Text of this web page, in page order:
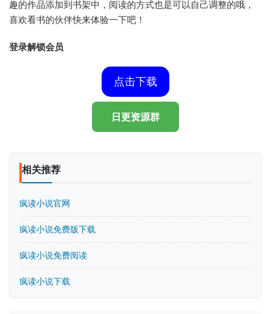
趣的作品添加到书架中，阅读的方式也是可以自己调整的哦，
喜欢看书的伙伴快来体验一下吧！
登录解锁会员
点击下载
日更资源群
相关推荐
疯读小说官网
疯读小说免费版下载
疯读小说免费阅读
疯读小说下载